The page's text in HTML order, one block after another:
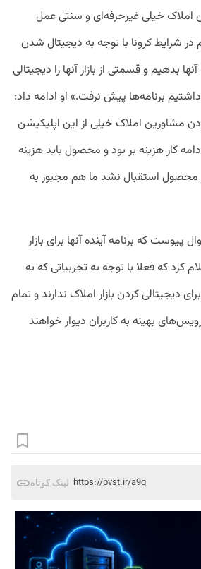
خیلی غیرحرفه‌ای و سنتی عمل
شرایط کرونا با توجه به دیجیتال شدن
بدهیم و قسمتی از بازار آنها را دیجیتالی
داشتیم برنامه‌ها پیش نرفت.» او ادامه داد:
مشاورین املاک خیلی از این اپلیکیشن
کار هزینه بر بود و محصول باید هزینه
محصول استقبال نشد ما هم مجبور به
که برنامه آینده‌ آنها برای بازار
کرد که فعلا با توجه به تجربیاتی که به
دیجیتالی کردن بازار املاک ندارند و تمام
بهینه به کاربران دیوار خواهند
لینک کوتاه https://pvst.ir/a9q